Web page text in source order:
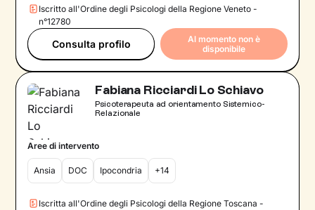
Iscritto all'Ordine degli Psicologi della Regione Veneto -
n°12780
Consulta profilo
Al momento non è
disponibile
Fabiana Ricciardi Lo Schiavo
Psicoterapeuta ad orientamento Sistemico-
Relazionale
Aree di intervento
Ansia DOC Ipocondria +14
Iscritta all'Ordine degli Psicologi della Regione Toscana -